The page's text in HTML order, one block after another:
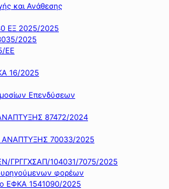
και Ανάθεσης
ΕΞ 2025/2025
2025
ΕΕ
16/2025
Επενδύσεων
87472/2024
ΑΝΑΠΤΥΞΗΣ 70033/2025
ΓΡΓΓΧΣΑΠ/104031/7075/2025
φορέων
ΕΦΚΑ 1541090/2025